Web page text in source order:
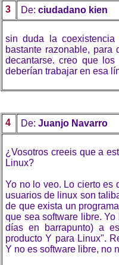
3 De: ciudadano kien
sin duda la
bastante razonable,
decantarse. creo que
deberían trabajar en esa
4 De: Juanjo Navarro
¿Vosotros creeis que a
Linux?
Yo no lo veo. Lo cierto es
usuarios de linux son
de que exista un
que sea software libre.
días en barrapunto) a
producto Y para Linux".
Y no es software libre, no